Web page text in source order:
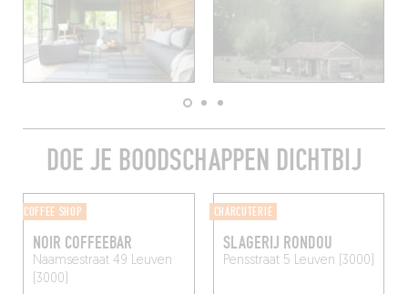
DOE JE BOODSCHAPPEN DICHTBIJ
COFFEE SHOP
NOIR COFFEEBAR
Naamsestraat 49 Leuven
(3000)
CHARCUTERIE
SLAGERIJ RONDOU
Pensstraat 5 Leuven (3000)